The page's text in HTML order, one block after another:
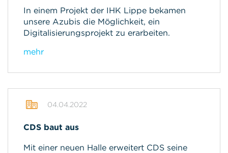
In einem Projekt der IHK Lippe bekamen
unsere Azubis die Möglichkeit, ein
Digitalisierungsprojekt zu erarbeiten.
mehr
04.04.2022
CDS baut aus
Mit einer neuen Halle erweitert CDS seine